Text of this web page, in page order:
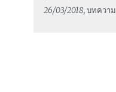
26/03/2018, บทความ